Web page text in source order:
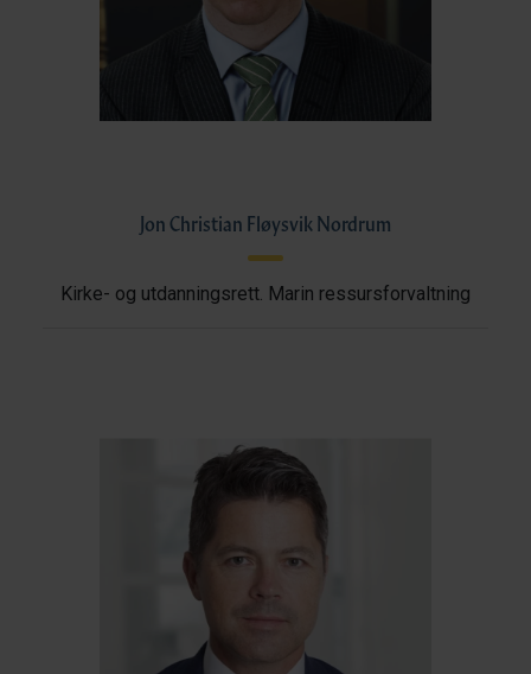
Jon Christian Fløysvik Nordrum
Kirke- og utdanningsrett. Marin ressursforvaltning